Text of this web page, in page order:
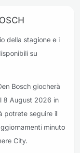
della stagione e i
su
Bosch giocherà
8 August 2026 in
potrete seguire il
minuto
City.